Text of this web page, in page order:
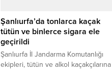
Saracoğlu Spor Kompleksi’nde
oynanan karşılaşmayı hakem Ali
Yılmaz yönetti. 65. dakikada
Fenerbahçe, Talisca’nın attığı golle
1-0 öne geçti. 90+2. dakikada
Sebastian Szymański’nin...
Şanlıurfa’da tonlarca kaçak
tütün ve binlerce sigara ele
geçirildi
Şanlıurfa İl Jandarma Komutanlığı
ekipleri, tütün ve alkol kaçakçılarına